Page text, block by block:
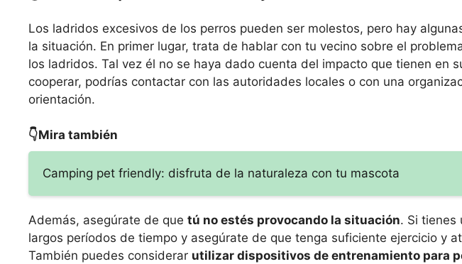
Los ladridos excesivos de los perros pueden ser molestos, pero hay
la situación. En primer lugar, trata de hablar con tu vecino sobre el
los ladridos. Tal vez él no se haya dado cuenta del impacto que tienen en
cooperar, podrías contactar con las autoridades locales o con una
orientación.
👇Mira también
Camping pet friendly: disfruta de la naturaleza con tu mascota
Además, asegúrate de que tú no estés provocando la situación. Si tienes
largos períodos de tiempo y asegúrate de que tenga suficiente ejercicio y
También puedes considerar utilizar dispositivos de entrenamiento para